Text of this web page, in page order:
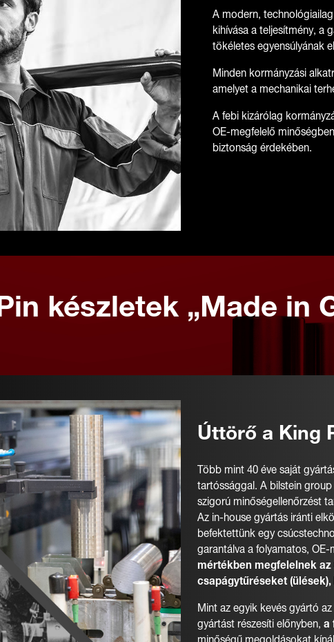
A modern,
kihívása a teljesítmény, a
tökéletes egyensúlyának
Minden kormányzási
amelyet a mechanikai
A febi kizárólag
OE-megfelelő
biztonság érdekében.
készletek „Made in
Úttörő a King
Több mint 40 éve saját
tartóssággal. A bilstein
szigorú minőségellenőrzést
Az in-house gyártás iránti
befektettünk egy
garantálva a folyamatos,
mértékben megfelelnek
csapágytűréseket
Mint az egyik kevés gyártó
gyártást részesíti előnyben, a
minőségű megoldásokat